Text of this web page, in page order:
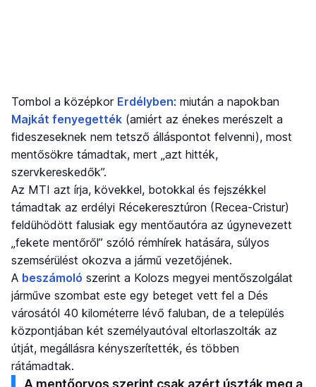
Tombol a középkor Erdélyben: miután a napokban
Majkát fenyegették (amiért az énekes merészelt a
fideszeseknek nem tetsző álláspontot felvenni), most
mentősökre támadtak, mert „azt hitték,
szervkereskedők”.
Az MTI azt írja, kövekkel, botokkal és fejszékkel
támadtak az erdélyi Récekeresztúron (Recea-Cristur)
feldühödött falusiak egy mentőautóra az úgynevezett
„fekete mentőről” szóló rémhírek hatására, súlyos
szemsérülést okozva a jármű vezetőjének.
A beszámoló szerint a Kolozs megyei mentőszolgálat
járműve szombat este egy beteget vett fel a Dés
városától 40 kilométerre lévő faluban, de a település
központjában két személyautóval eltorlaszolták az
útját, megállásra kényszerítették, és többen
rátámadtak.
A mentőorvos szerint csak azért úszták meg a